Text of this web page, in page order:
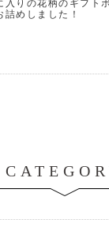
入りの花柄のギフト
詰めしました！